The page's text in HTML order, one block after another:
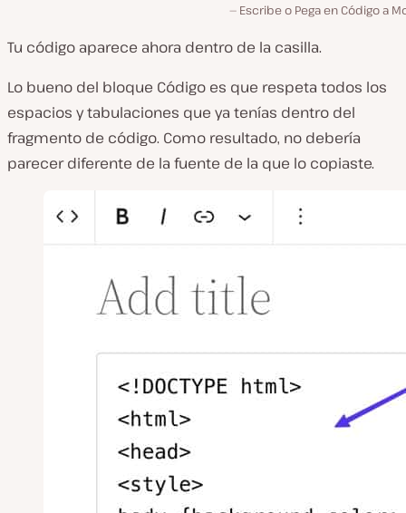
Escribe o Pega en Código a
Tu código aparece ahora dentro de la casilla.
Lo bueno del bloque Código es que respeta todos los
espacios y tabulaciones que ya tenías dentro del
fragmento de código. Como resultado, no debería
parecer diferente de la fuente de la que lo copiaste.